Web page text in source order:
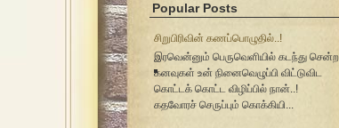
Popular Posts
சிறுபிரிவின் கணப்பொழுதில்..!
இரவென்னும் பெருவெளியில் கடந்து சென்ற
கனவுகள் உன் நினைவெழுப்பி விட்டுவிட
கொட்டக் கொட்ட விழிப்பில் நான்..!
கதவோரச் செருப்பும் கொக்கியி...